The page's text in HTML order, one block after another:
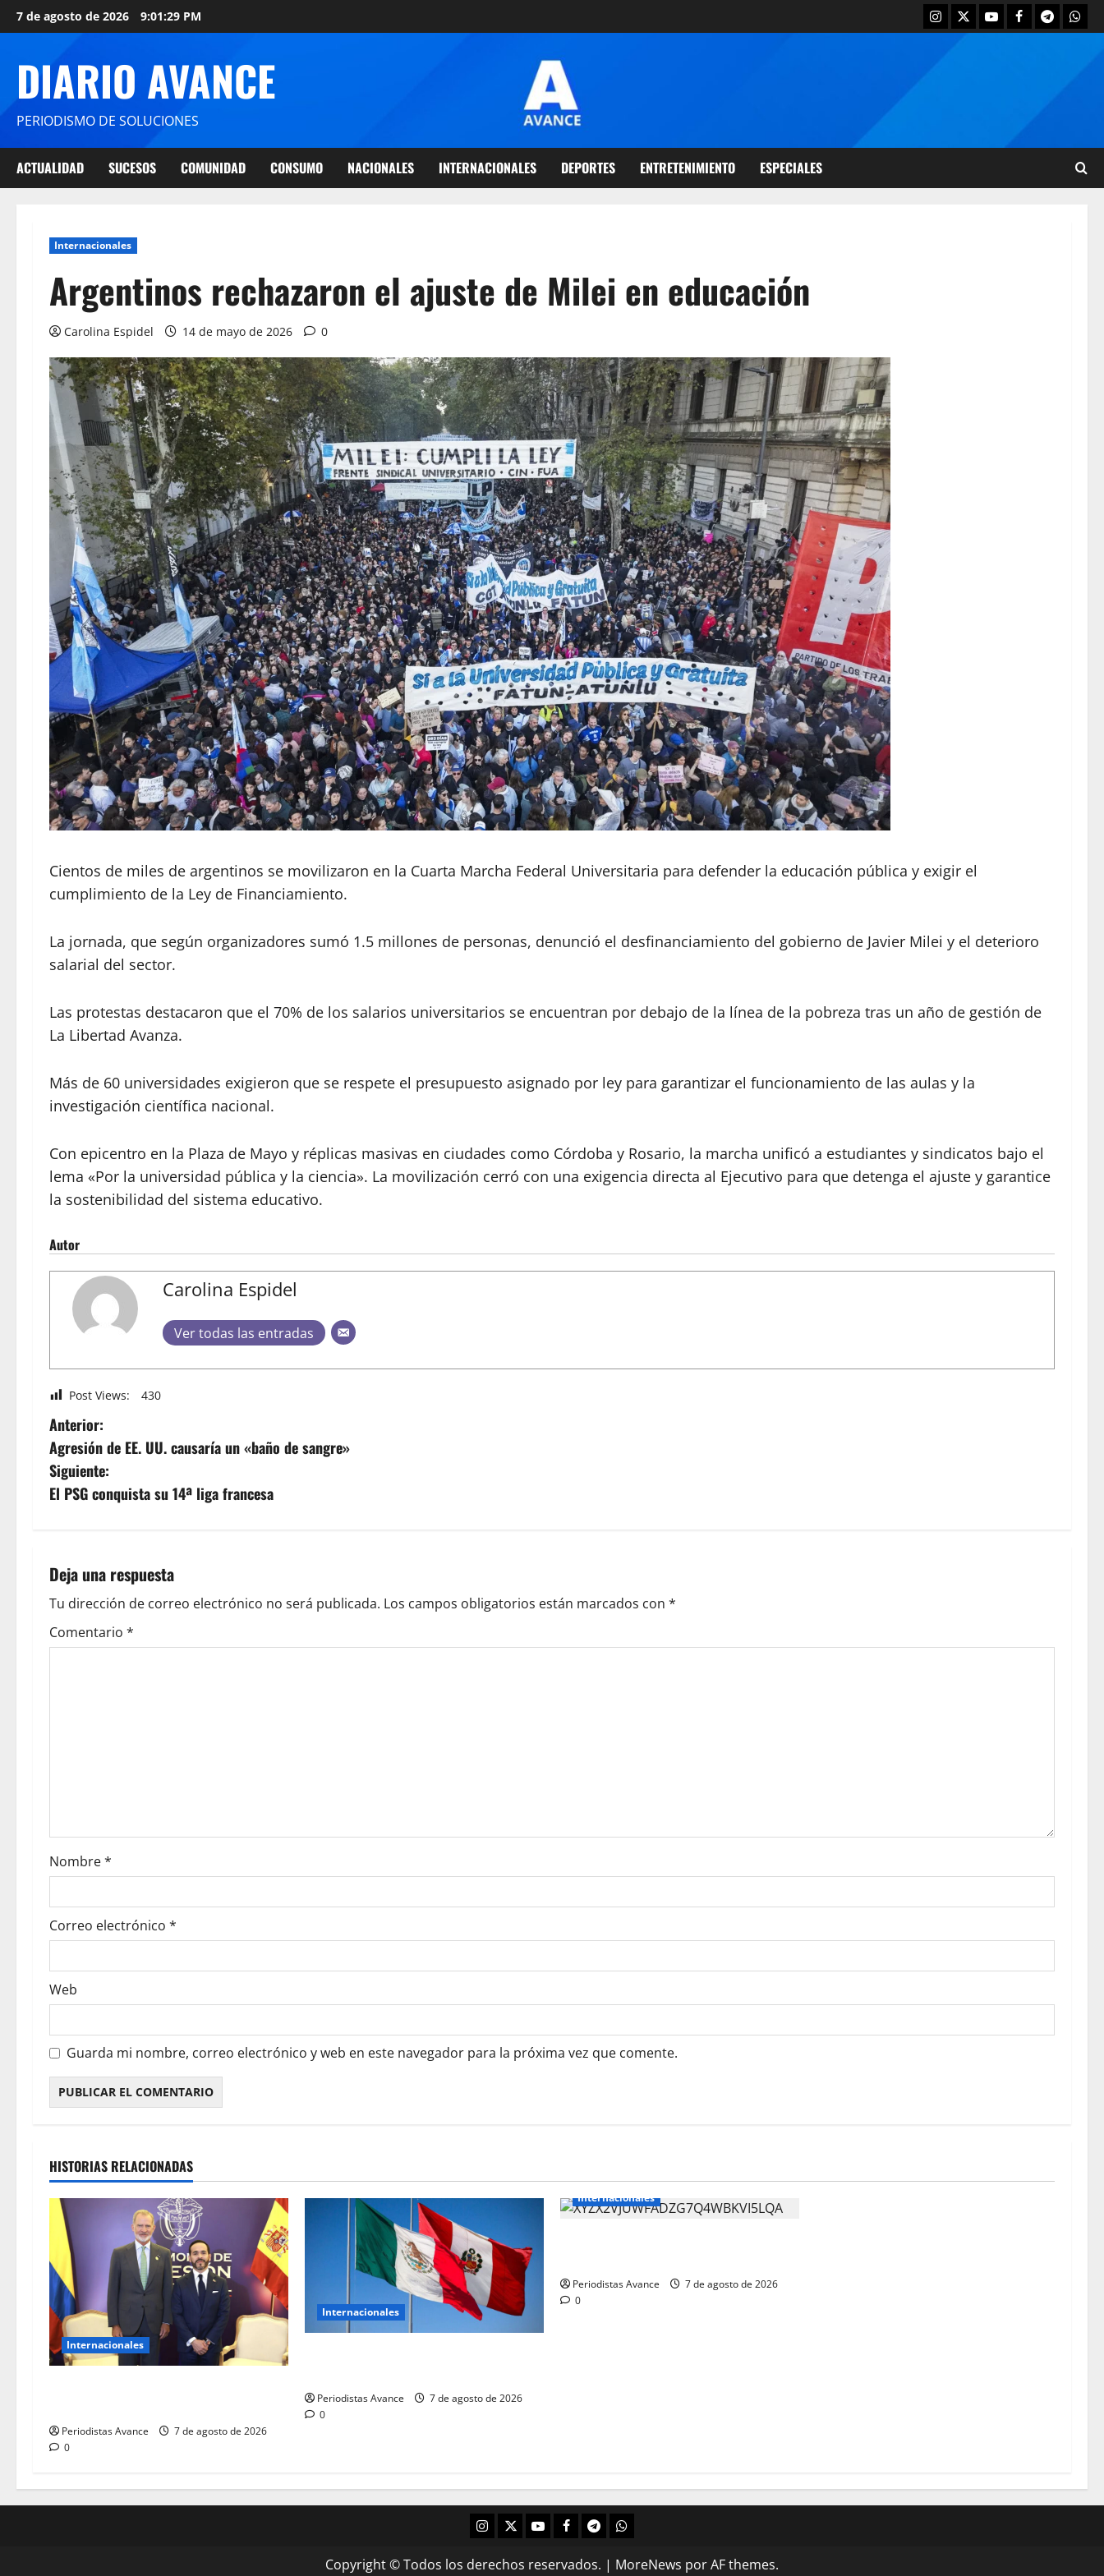
7 de agosto de 2026 9:01:30 PM
DIARIO AVANCE
PERIODISMO DE SOLUCIONES
ACTUALIDAD SUCESOS COMUNIDAD CONSUMO NACIONALES INTERNACIONALES DEPORTES ENTRETENIMIENTO ESPECIALES
Internacionales
Argentinos rechazaron el ajuste de Milei en educación
Carolina Espidel 14 de mayo de 2026 0
Cientos de miles de argentinos se movilizaron en la Cuarta Marcha Federal Universitaria para defender la educación pública y exigir el
cumplimiento de la Ley de Financiamiento.
La jornada, que según organizadores sumó 1.5 millones de personas, denunció el desfinanciamiento del gobierno de Javier Milei y el deterioro
salarial del sector.
Las protestas destacaron que el 70% de los salarios universitarios se encuentran por debajo de la línea de la pobreza tras un año de gestión de
La Libertad Avanza.
Más de 60 universidades exigieron que se respete el presupuesto asignado por ley para garantizar el funcionamiento de las aulas y la
investigación científica nacional.
Con epicentro en la Plaza de Mayo y réplicas masivas en ciudades como Córdoba y Rosario, la marcha unificó a estudiantes y sindicatos bajo el
lema «Por la universidad pública y la ciencia». La movilización cerró con una exigencia directa al Ejecutivo para que detenga el ajuste y garantice
la sostenibilidad del sistema educativo.
Autor
Carolina Espidel
Ver todas las entradas
Post Views: 430
Anterior:
Agresión de EE. UU. causaría un «baño de sangre»
Siguiente:
El PSG conquista su 14ª liga francesa
Deja una respuesta
Tu dirección de correo electrónico no será publicada. Los campos obligatorios están marcados con *
Comentario *
Nombre*
Correo electrónico *
Web
Guarda mi nombre, correo electrónico y web en este navegador para la próxima vez que comente.
HISTORIAS RELACIONADAS
Internacionales
Periodistas Avance
7 de agosto de 2026
0
Internacionales
Periodistas Avance
7 de agosto de 2026
0
Internacionales
Periodistas Avance
7 de agosto de 2026
0
Copyright © Todos los derechos reservados. | MoreNews por AF themes.